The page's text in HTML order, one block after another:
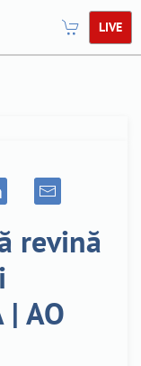
LIVE
revină
AO